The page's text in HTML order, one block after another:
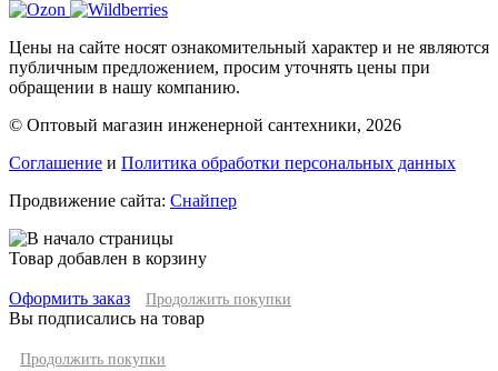
Цены на сайте носят ознакомительный характер и не являются
публичным предложением, просим уточнять цены при
обращении в нашу компанию.
© Оптовый магазин инженерной сантехники, 2026
Соглашение и Политика обработки персональных данных
Продвижение сайта: Снайпер
Товар добавлен в корзину
Оформить заказ Продолжить покупки
Вы подписались на товар
Продолжить покупки